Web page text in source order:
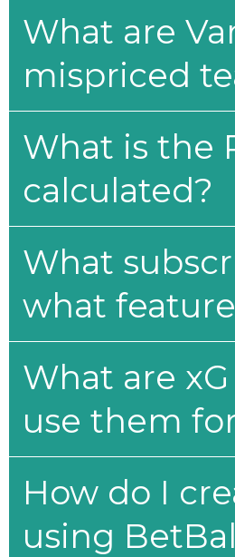
What are
mispriced
What is the
calculated?
What
what
What are
use them
How do I
using